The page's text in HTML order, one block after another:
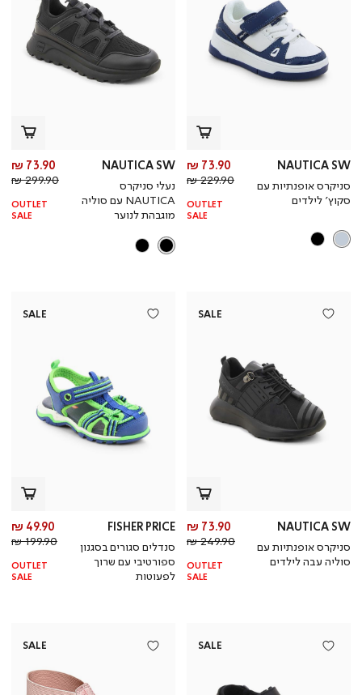
NAUTICA SW
סניקרס אופנתיות עם
סקוץ’ לילדים
מחיר
מוצר
73.90 ₪
מחיר
רגיל
229.90 ₪
OUTLET
SALE
NAUTICA SW
נעלי סניקרס
NAUTICA עם סוליה
מוגבהת לנוער
73.90 ₪
299.90 ₪
OUTLET
SALE
SALE
NAUTICA SW
סניקרס אופנתיות עם
סוליה עבה לילדים
מחיר
מוצר
73.90 ₪
מחיר
רגיל
249.90 ₪
OUTLET
SALE
SALE
FISHER PRICE
סנדלים סגורים בסגנון
ספורטיבי עם שרוך
לפעוטות
49.90 ₪
199.90 ₪
OUTLET
SALE
SALE
SALE